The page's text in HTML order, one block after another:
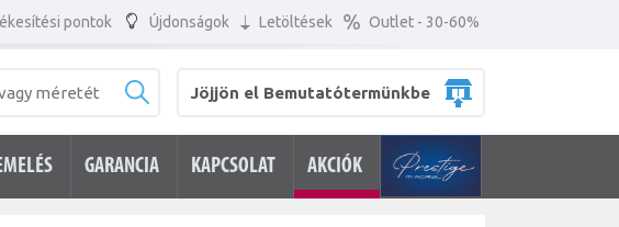
pontok Újdonságok Letöltések Outlet - 30-60%
Jöjjön el Bemutatótermünkbe
GARANCIA KAPCSOLAT AKCIÓK